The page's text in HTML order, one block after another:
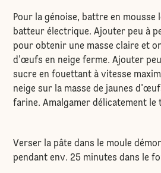
Pour la génoise, battre en
batteur électrique. Ajouter peu à
pour obtenir une masse claire et
d'œufs en neige ferme. Ajouter
sucre en fouettant à vitesse
neige sur la masse de jaunes
farine. Amalgamer délicatement le
Verser la pâte dans le moule
pendant env. 25 minutes dans le